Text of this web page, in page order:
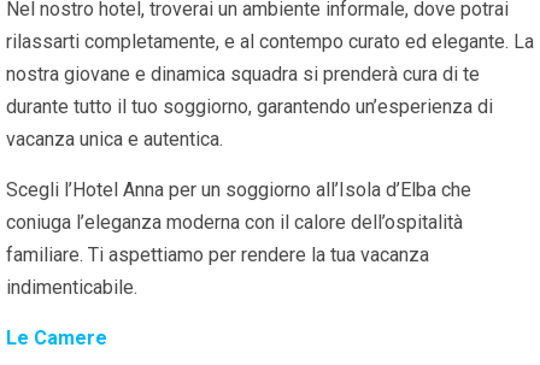
Nel nostro hotel, troverai un ambiente informale, dove potrai
rilassarti completamente, e al contempo curato ed elegante. La
nostra giovane e dinamica squadra si prenderà cura di te
durante tutto il tuo soggiorno, garantendo un’esperienza di
vacanza unica e autentica.
Scegli l’Hotel Anna per un soggiorno all’Isola d’Elba che
coniuga l’eleganza moderna con il calore dell’ospitalità
familiare. Ti aspettiamo per rendere la tua vacanza
indimenticabile.
Le Camere